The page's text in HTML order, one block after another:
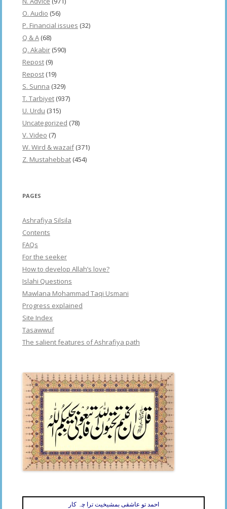
O. Audio (56)
P. Financial issues (32)
Q & A (68)
Q. Akabir (590)
Repost (9)
Repost (19)
S. Sunna (329)
T. Tarbiyet (937)
U. Urdu (315)
Uncategorized (78)
V. Video (7)
W. Wird & wazaif(371)
Z. Mustahebbat (454)
PAGES
Ashrafiya Silsila
Contents
FAQs
For the seeker
How to develop Allah’s love?
Islahi Questions
Mawlana Mohammad Taqi Usmani
Progress explained
Site Index
Tasawwuf
The salient features of Ashrafiya path
احمد تو عاشقی بمشیخیت ترا چہ کار